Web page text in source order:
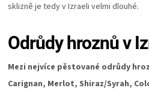
sklizně je tedy v Izraeli velmi dlouhé.
Odrůdy hroznů v
Mezi nejvíce pěstované odrůdy
Carignan, Merlot, Shiraz/Syrah,